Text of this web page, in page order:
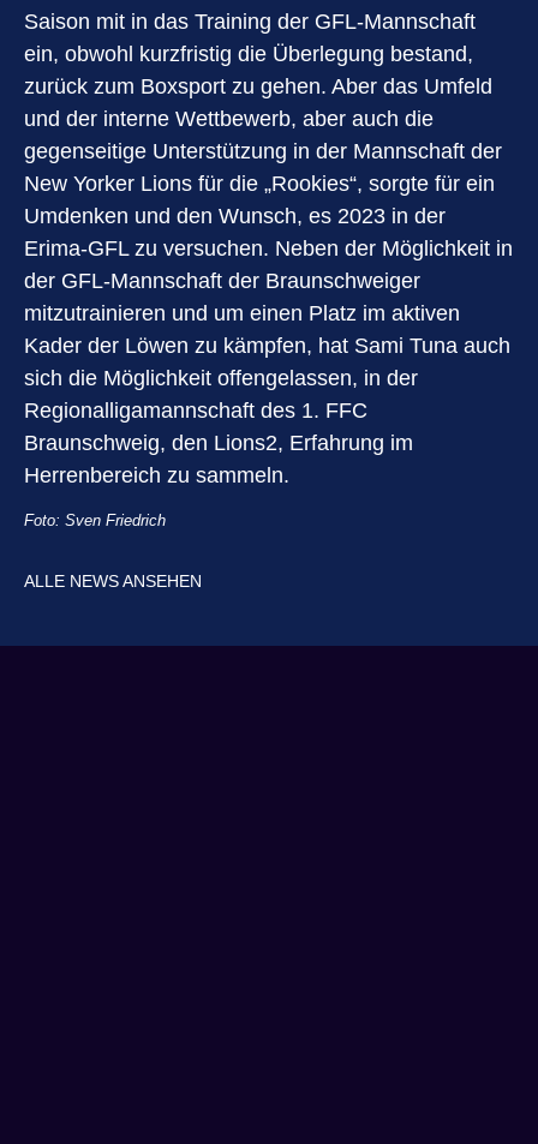
Saison mit in das Training der GFL-Mannschaft
ein, obwohl kurzfristig die Überlegung bestand,
zurück zum Boxsport zu gehen. Aber das Umfeld
und der interne Wettbewerb, aber auch die
gegenseitige Unterstützung in der Mannschaft der
New Yorker Lions für die „Rookies“, sorgte für ein
Umdenken und den Wunsch, es 2023 in der
Erima-GFL zu versuchen. Neben der Möglichkeit in
der GFL-Mannschaft der Braunschweiger
mitzutrainieren und um einen Platz im aktiven
Kader der Löwen zu kämpfen, hat Sami Tuna auch
sich die Möglichkeit offengelassen, in der
Regionalligamannschaft des 1. FFC
Braunschweig, den Lions2, Erfahrung im
Herrenbereich zu sammeln.
Foto: Sven Friedrich
ALLE NEWS ANSEHEN